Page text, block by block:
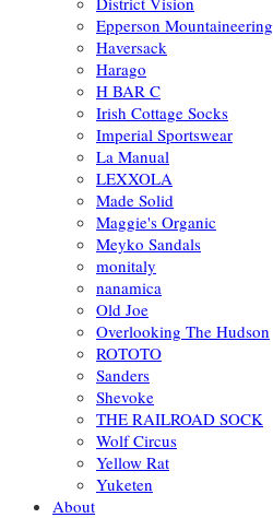
Epperson Mountaineering
Haversack
Harago
H BAR C
Irish Cottage Socks
Imperial Sportswear
La Manual
LEXXOLA
Made Solid
Maggie's Organic
Meyko Sandals
monitaly
nanamica
Old Joe
Overlooking The Hudson
ROTOTO
Sanders
Shevoke
THE RAILROAD SOCK
Wolf Circus
Yellow Rat
Yuketen
About